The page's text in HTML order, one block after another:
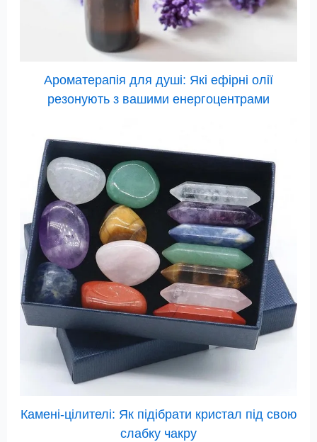
Ароматерапія для душі: Які ефірні олії
резонують з вашими енергоцентрами
Камені-цілителі: Як підібрати кристал під свою
слабку чакру